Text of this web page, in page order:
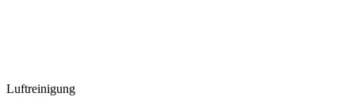
Luftreinigung